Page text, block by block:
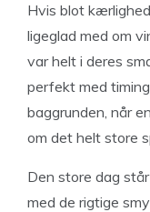
Hvis blot
ligeglad med om
var helt i deres
perfekt med
baggrunden, når
om det helt store
Den store dag
med de rigtige